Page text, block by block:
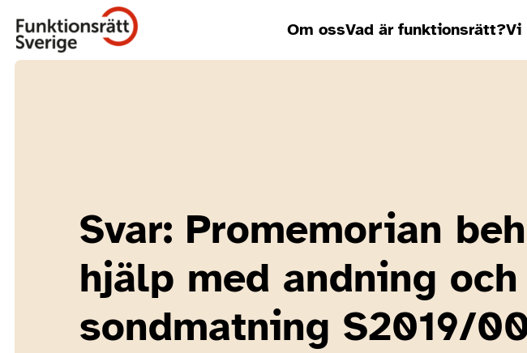
Om ossVad är funktionsrätt?Vi
Svar: Promemorian
hjälp med andning och
sondmatning S2019/